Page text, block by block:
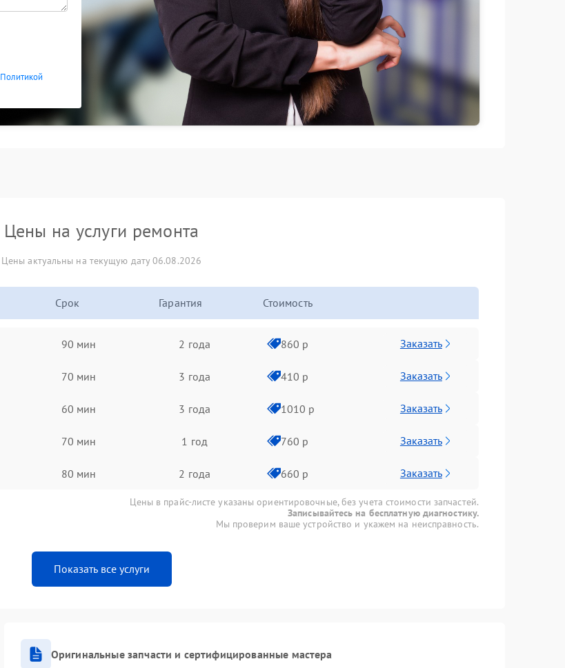
Политикой
Цены на услуги ремонта
Цены актуальны на текущую дату 06.08.2026
Срок Гарантия Стоимость
90 мин 2 года 860 р Заказать
70 мин 3 года 410 р Заказать
60 мин 3 года 1010 р Заказать
70 мин 1 год 760 р Заказать
80 мин 2 года 660 р Заказать
Цены в прайс-листе указаны ориентировочные, без учета стоимости запчастей.
Записывайтесь на бесплатную диагностику.
Мы проверим ваше устройство и укажем на неисправность.
Показать все услуги
Оригинальные запчасти и сертифицированные мастера